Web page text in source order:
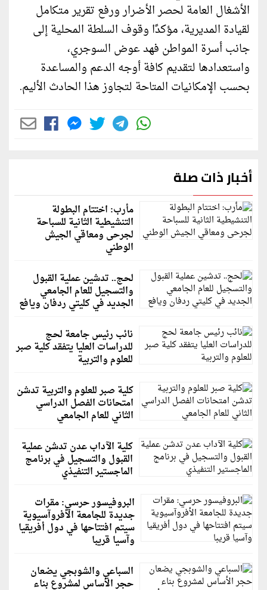
الأشغال العامة لحصر الأضرار ورفع تقرير متكامل
لقيادة المديرية، مؤكدًا وقوف السلطة المحلية إلى
جانب أسرة المواطن فهد عوض السوجري،
واستعدادها لتقديم كافة أوجه الدعم والمساعدة
بحسب الإمكانيات المتاحة لتجاوز هذا الحادث الأليم.
أخبار ذات صلة
مأرب: اختتام البطولة
التنشيطية الثانية للسباحة
لجرحى ومعاقي الجيش
الوطني
لحج.. تدشين عملية القبول
والتسجيل للعام الجامعي
الجديد في كليتي ردفان ويافع
نائب رئيس جامعة لحج
للدراسات العليا يتفقد كلية صبر
للعلوم والتربية
كلية صبر للعلوم والتربية تدشن
امتحانات الفصل الدراسي
الثاني للعام الجامعي
كلية الآداب عدن تدشن عملية
القبول والتسجيل في برنامج
الماجستير التنفيذي
البروفيسور حرسي: مقرات
جديدة للجامعة الأفروآسيوية
سيتم افتتاحها في دول أفريقيا
وآسيا قريبا
السباعي والشوبجي يضعان
حجر الأساس لمشروع بناء